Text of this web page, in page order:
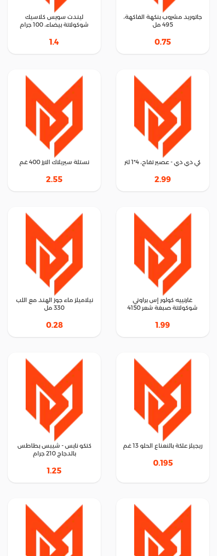
جاتوريد مشروب بنكهة الفاكهة،
495 مل
0.75
ليندت سويس كلاسيك
شوكولاتة بيضاء، 100 جرام
1.4
كي دي دي - عصير تفاح، 4*1 لتر
2.99
نستلة سيريلاك الارز 400 غم
2.55
غارنييه كولور إس براوني
شوكولاتة صبغة شعر 4150
1.99
نيلاميلز ماء جوز الهند مع اللب
330 مل
0.28
ريجيلز علكة بالنعناع الحلو 13 غم
0.195
كتكو نايس - شيبس بطاطس
بالدجاج 210 جرام
1.25